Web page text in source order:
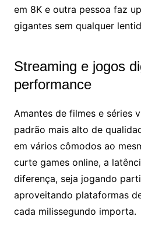
em 8K e outra pessoa faz
gigantes sem qualquer
Streaming e jogos
performance
Amantes de filmes e séries
padrão mais alto de
em vários cômodos ao
curte games online, a
diferença, seja jogando
aproveitando plataformas
cada milissegundo importa.